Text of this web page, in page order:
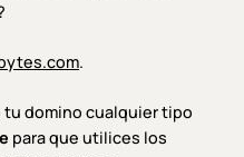
.
tu domino cualquier tipo
para que utilices los